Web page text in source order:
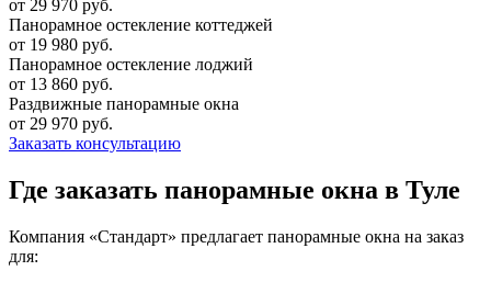
от 29 970 руб.
Панорамное остекление коттеджей
от 19 980 руб.
Панорамное остекление лоджий
от 13 860 руб.
Раздвижные панорамные окна
от 29 970 руб.
Заказать консультацию
Где заказать панорамные окна в Туле
Компания «Стандарт» предлагает панорамные окна на заказ
для: